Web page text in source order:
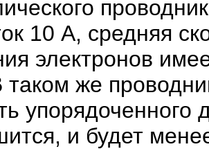
10 A, средняя
электронов
же
упорядоченного
и будет